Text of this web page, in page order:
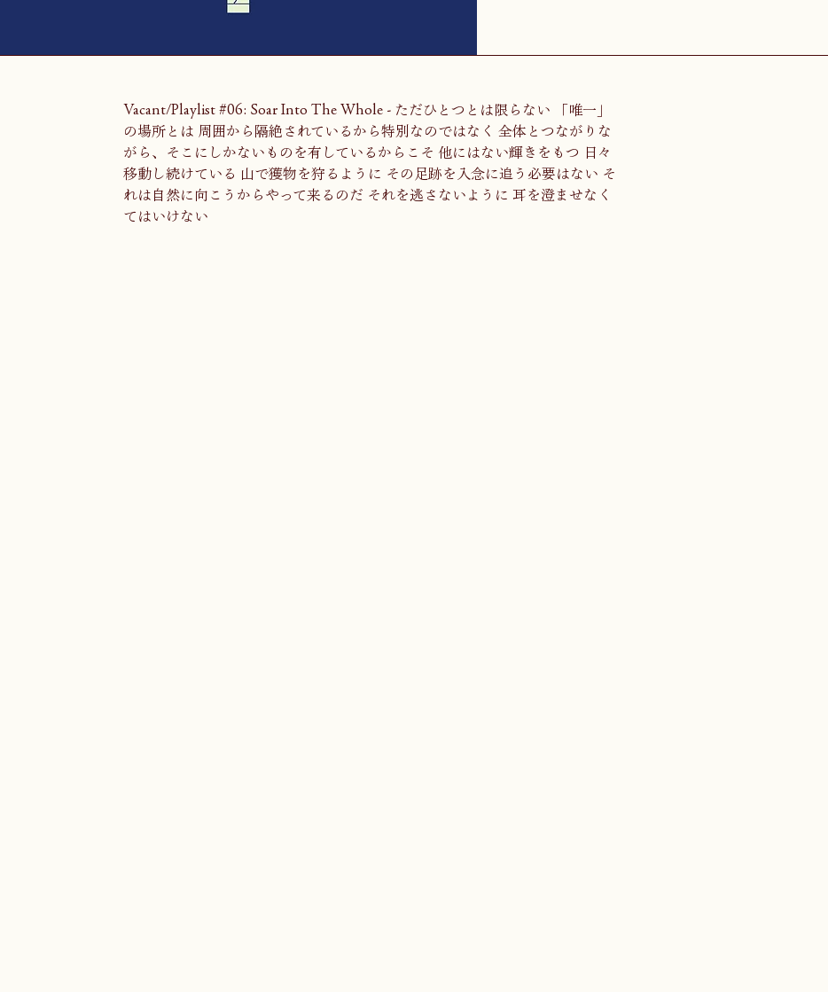
Vacant/Playlist #06: Soar Into The Whole - ただひとつとは限らない 「唯一」
の場所とは 周囲から隔絶されているから特別なのではなく 全体とつながりな
がら、そこにしかないものを有しているからこそ 他にはない輝きをもつ 日々
移動し続けている 山で獲物を狩るように その足跡を入念に追う必要はない そ
れは自然に向こうからやって来るのだ それを逃さないように 耳を澄ませなく
てはいけない